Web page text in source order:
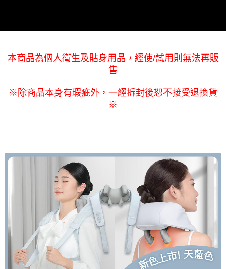
本商品為個人衛生及貼身用品，經使/試用則無法再販
售
※除商品本身有瑕疵外，一經拆封後恕不接受退換貨
※